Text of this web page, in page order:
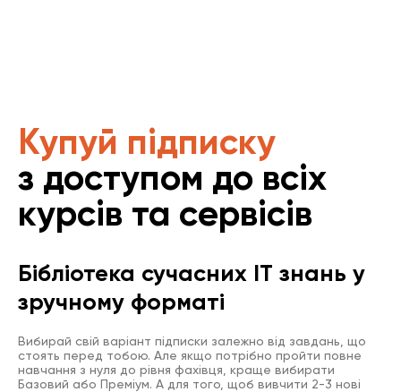
Купуй підписку
з доступом до всіх
курсів та сервісів
Бібліотека сучасних IT знань у
зручному форматі
Вибирай свій варіант підписки залежно від завдань, що
стоять перед тобою. Але якщо потрібно пройти повне
навчання з нуля до рівня фахівця, краще вибирати
Базовий або Преміум. А для того, щоб вивчити 2-3 нові